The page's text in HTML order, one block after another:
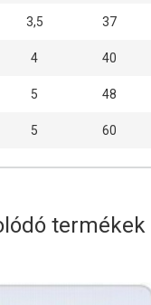
3,5 37
4 40
5 48
5 60
termékek